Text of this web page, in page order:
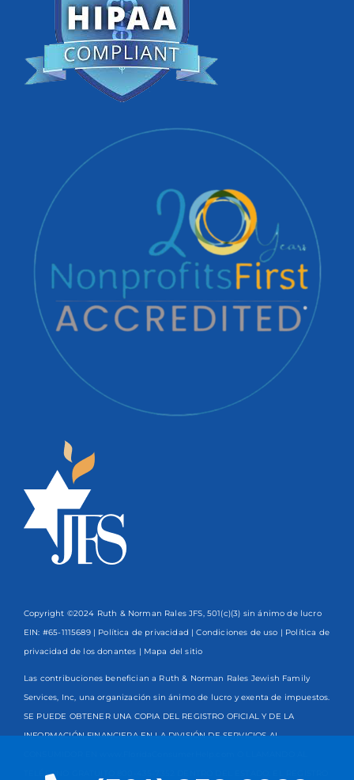
Copyright ©2024 Ruth & Norman Rales JFS, 501(c)(3) sin ánimo de lucro
EIN: #65-1115689 | Política de privacidad |Condiciones de uso | Política de
privacidad de los donantes | Mapa del sitio
Las contribuciones benefician a Ruth & Norman Rales Jewish Family
Services, Inc, una organización sin ánimo de lucro y exenta de impuestos.
SE PUEDE OBTENER UNA COPIA DEL REGISTRO OFICIAL Y DE LA
INFORMACIÓN FINANCIERA EN LA DIVISIÓN DE SERVICIOS AL
TELÉFONO GRATUITO